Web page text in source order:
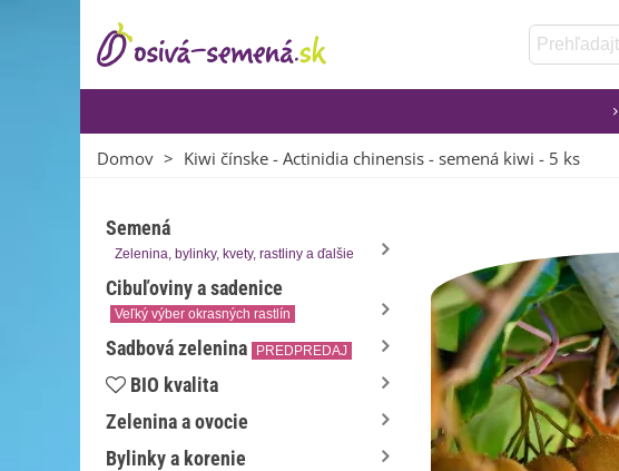
Domov > Kiwi čínske - Actinidia chinensis - semená kiwi - 5 ks
Semená
Zelenina, bylinky, kvety, rastliny a ďalšie
Cibuľoviny a sadenice
Veľký výber okrasných rastlín
Sadbová zelenina PREDPREDAJ
BIO kvalita
Zelenina a ovocie
Bylinky a korenie